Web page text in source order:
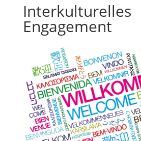
Interkulturelles
Engagement